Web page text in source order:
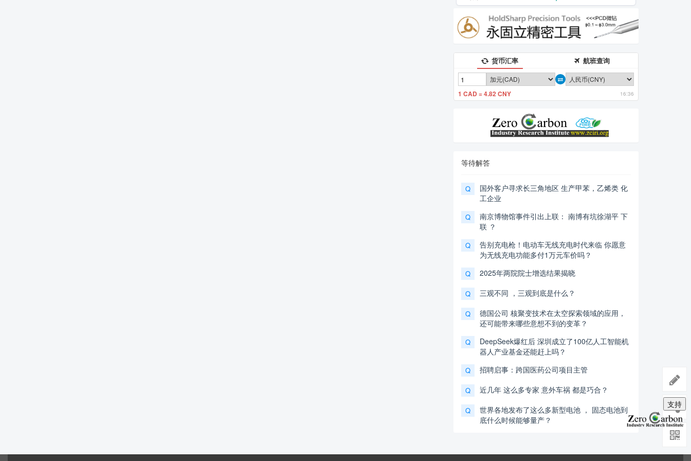
支持
货币汇率 航班查询
1 CAD = 4.82 CNY 16:36
等待解答
Q
国外客户寻求长三角地区 生产甲苯，乙烯类 化
工企业
Q
南京博物馆事件引出上联： 南博有坑徐湖平 下
联 ？
Q
告别充电枪！电动车无线充电时代来临 你愿意
为无线充电功能多付1万元车价吗？
Q 2025年两院院士增选结果揭晓
Q 三观不同 ，三观到底是什么？
Q
德国公司 核聚变技术在太空探索领域的应用，
还可能带来哪些意想不到的变革？
Q
DeepSeek爆红后 深圳成立了100亿人工智能机
器人产业基金还能赶上吗？
Q 招聘启事：跨国医药公司项目主管
Q 近几年 这么多专家 意外车祸 都是巧合？
Q
世界各地发布了这么多新型电池 ， 固态电池到
底什么时候能够量产？